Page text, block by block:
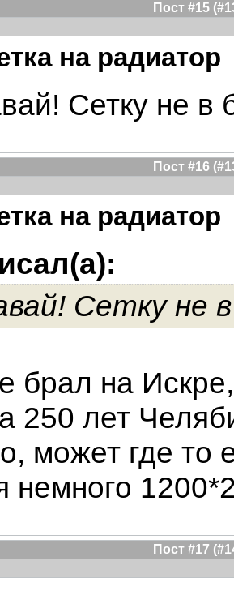
Пост #15
на радиатор
Сетку не в
Пост #16
на радиатор
Сетку не
брал на
250 лет
может где
немного
Пост #17